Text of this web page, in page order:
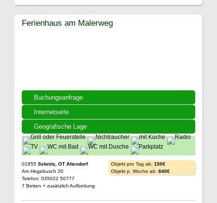
Buchungsanfrage
Internetseite
Geografische Lage
Ferienhaus am Malerweg
01855 Sebnitz, OT Altendorf
Am Hegebusch 20
Telefon: 035022 50777
7 Betten + zusätzlich Aufbettung
Objekt pro Tag ab: 150€
Objekt p. Woche ab: 840€